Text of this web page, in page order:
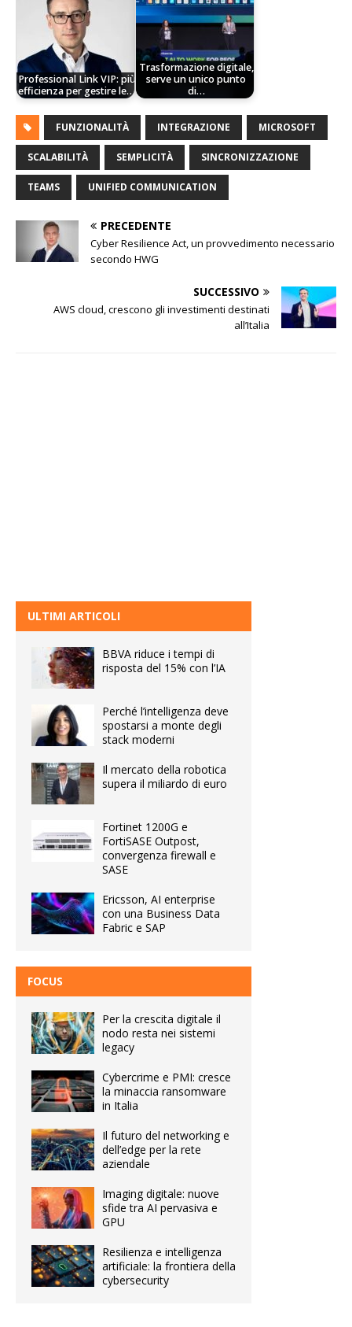
Professional Link VIP: più
efficienza per gestire le…
Trasformazione digitale,
serve un unico punto
di…
FUNZIONALITÀ INTEGRAZIONE MICROSOFT
SCALABILITÀ SEMPLICITÀ SINCRONIZZAZIONE
TEAMS UNIFIED COMMUNICATION
PRECEDENTE
Cyber Resilience Act, un provvedimento necessario
secondo HWG
SUCCESSIVO
AWS cloud, crescono gli investimenti destinati
all’Italia
ULTIMI ARTICOLI
BBVA riduce i tempi di
risposta del 15% con l’IA
Perché l’intelligenza deve
spostarsi a monte degli
stack moderni
Il mercato della robotica
supera il miliardo di euro
Fortinet 1200G e
FortiSASE Outpost,
convergenza firewall e
SASE
Ericsson, AI enterprise
con una Business Data
Fabric e SAP
FOCUS
Per la crescita digitale il
nodo resta nei sistemi
legacy
Cybercrime e PMI: cresce
la minaccia ransomware
in Italia
Il futuro del networking e
dell’edge per la rete
aziendale
Imaging digitale: nuove
sfide tra AI pervasiva e
GPU
Resilienza e intelligenza
artificiale: la frontiera della
cybersecurity